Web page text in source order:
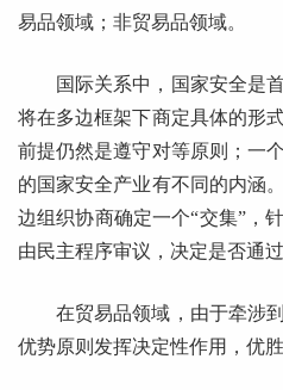
易品领域；非贸易品领域。
国际关系中，国家安全是
将在多边框架下商定具体的形
前提仍然是遵守对等原则；一
的国家安全产业有不同的内涵
边组织协商确定一个“交集”，
由民主程序审议，决定是否通过
在贸易品领域，由于牵涉
优势原则发挥决定性作用，优